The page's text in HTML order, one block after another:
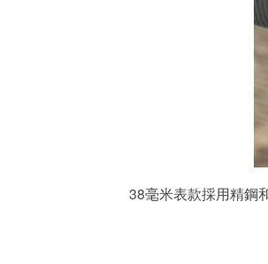
38毫米表款採用精鋼